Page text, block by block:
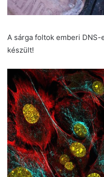
A sárga foltok emberi
készült!